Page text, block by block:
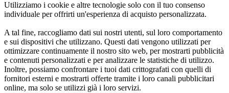
Utilizziamo i cookie e altre tecnologie solo con il tuo consenso
individuale per offrirti un'esperienza di acquisto personalizzata.
A tal fine, raccogliamo dati sui nostri utenti, sul loro comportamento
e sui dispositivi che utilizzano. Questi dati vengono utilizzati per
ottimizzare continuamente il nostro sito web, per mostrarti pubblicità
e contenuti personalizzati e per analizzare le statistiche di utilizzo.
Inoltre, possiamo confrontare i tuoi dati crittografati con quelli di
fornitori esterni e mostrarti offerte tramite i loro canali pubblicitari
online, ma solo se utilizzi già i loro servizi.